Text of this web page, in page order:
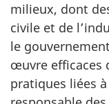
milieux, dont
civile et de
le
œuvre efficaces
pratiques liées